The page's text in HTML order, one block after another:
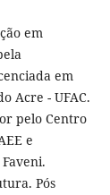
em
em
Acre - UFAC.
pelo Centro
e
Pós